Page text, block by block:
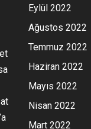
Eylül 2022
Ağustos 2022
Temmuz 2022
Haziran 2022
Mayıs 2022
Nisan 2022
Mart 2022